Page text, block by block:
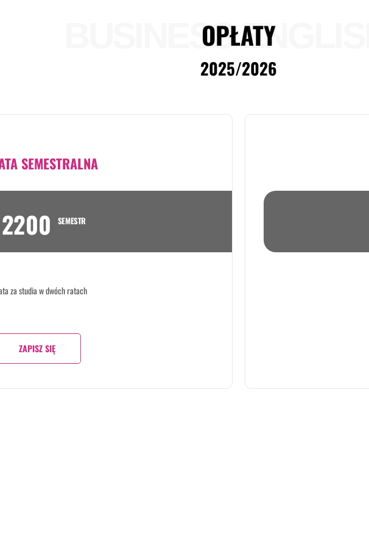
BUSINESS ENGLISH
OPŁATY
2025/2026
SEMESTRALNA
2200 SEMESTR
za studia w dwóch ratach
ZAPISZ SIĘ